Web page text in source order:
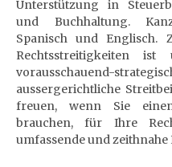
Unterstützung in
und Buchhaltung.
Spanisch und Englisch.
Rechtsstreitigkeiten
vorausschauend-
aussergerichtliche
freuen, wenn Sie
brauchen, für Ihre
umfassende und